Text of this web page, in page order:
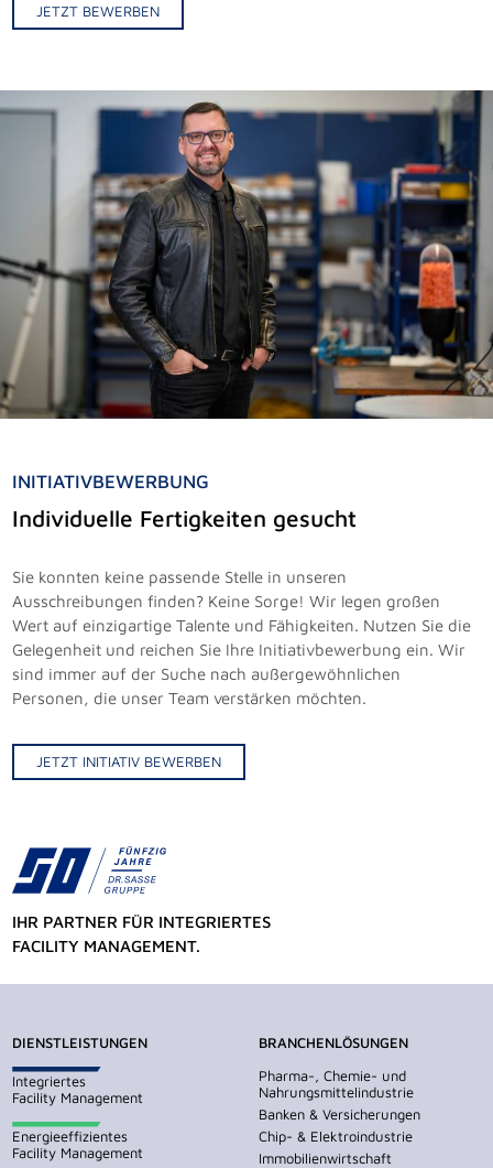
JETZT BEWERBEN
INITIATIVBEWERBUNG
Individuelle Fertigkeiten gesucht
Sie konnten keine passende Stelle in unseren
Ausschreibungen finden? Keine Sorge! Wir legen großen
Wert auf einzigartige Talente und Fähigkeiten. Nutzen Sie die
Gelegenheit und reichen Sie Ihre Initiativbewerbung ein. Wir
sind immer auf der Suche nach außergewöhnlichen
Personen, die unser Team verstärken möchten.
JETZT INITIATIV BEWERBEN
IHR PARTNER FÜR INTEGRIERTES
FACILITY MANAGEMENT.
DIENSTLEISTUNGEN
Integriertes
Facility Management
Energieeffizientes
Facility Management
BRANCHENLÖSUNGEN
Pharma-, Chemie- und
Nahrungsmittelindustrie
Banken & Versicherungen
Chip- & Elektroindustrie
Immobilienwirtschaft